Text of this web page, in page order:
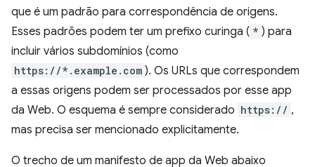
que é um padrão para correspondência de origens.
Esses padrões podem ter um prefixo curinga ( * ) para
incluir vários subdomínios (como
https://*.example.com ). Os URLs que correspondem
a essas origens podem ser processados por esse app
da Web. O esquema é sempre considerado https:// ,
mas precisa ser mencionado explicitamente.
O trecho de um manifesto de app da Web abaixo